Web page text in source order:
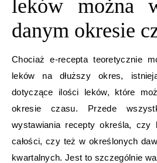
leków można
danym okresie
Chociaż e-recepta teoretycznie
leków na dłuższy okres,
dotyczące ilości leków, które
okresie czasu. Przede
wystawiania recepty określa,
całości, czy też w określonych
kwartalnych. Jest to szczególnie